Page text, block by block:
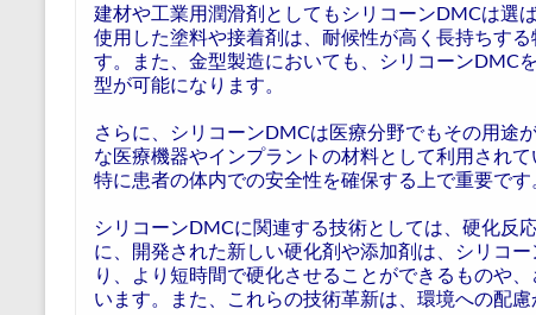
建材や工業用潤滑剤としてもシリコーンDMCは選
使用した塗料や接着剤は、耐候性が高く長持ちす
す。また、金型製造においても、シリコーンDMC
型が可能になります。
さらに、シリコーンDMCは医療分野でもその用途
な医療機器やインプラントの材料として利用され
特に患者の体内での安全性を確保する上で重要です
シリコーンDMCに関連する技術としては、硬化反
に、開発された新しい硬化剤や添加剤は、シリコ
り、より短時間で硬化させることができるものや
います。また、これらの技術革新は、環境への配